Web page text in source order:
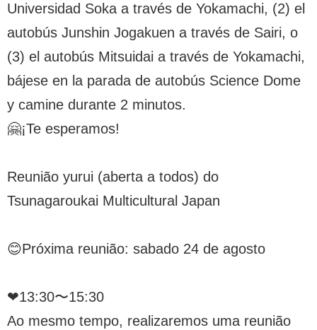
Universidad Soka a través de Yokamachi, (2) el
autobús Junshin Jogakuen a través de Sairi, o
(3) el autobús Mitsuidai a través de Yokamachi,
bájese en la parada de autobús Science Dome
y camine durante 2 minutos.
🤗¡Te esperamos!
Reunião yurui (aberta a todos) do
Tsunagaroukai Multicultural Japan
😊Próxima reunião: sabado 24 de agosto
❤︎13:30〜15:30
Ao mesmo tempo, realizaremos uma reunião